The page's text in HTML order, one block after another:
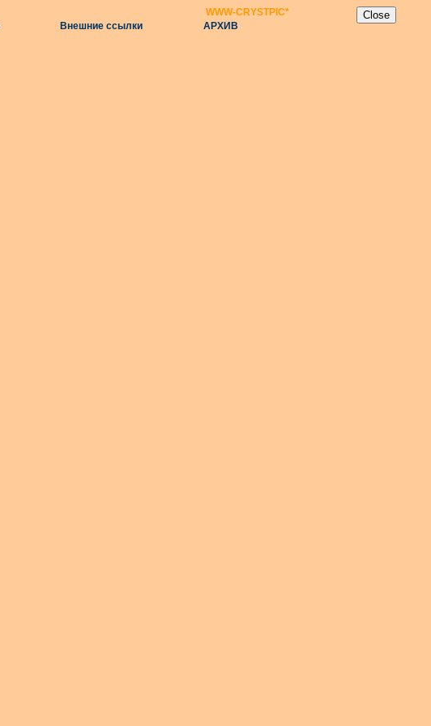
WWW-CRYSTPIC*
Внешние ссылки АРХИВ